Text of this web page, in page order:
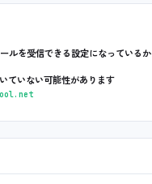
を受信できる設定になっているか
ていない可能性があります